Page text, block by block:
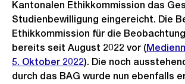
Kantonalen Ethikkommission das
Studienbewilligung eingereicht. Die
Ethikkommission für die
bereits seit August 2022 vor (
5. Oktober 2022). Die noch
durch das BAG wurde nun ebenfalls